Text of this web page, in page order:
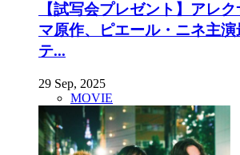
【試写会プレゼント】アレ
マ原作、ピエール・ニネ主
テ...
29 Sep, 2025
MOVIE